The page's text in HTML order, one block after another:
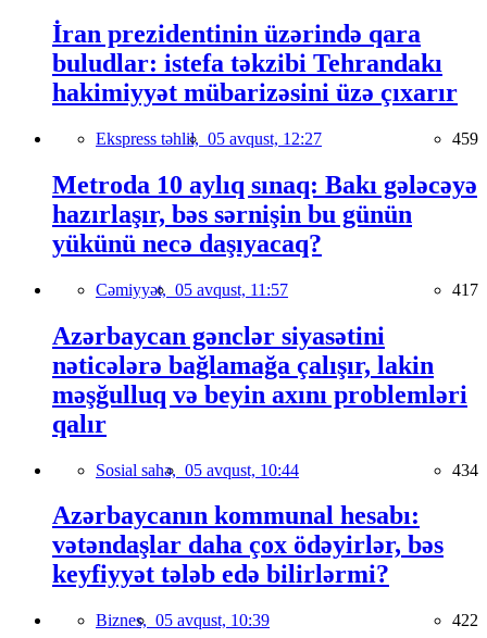
İran prezidentinin üzərində qara
buludlar: istefa təkzibi Tehrandakı
hakimiyyət mübarizəsini üzə çıxarır
Ekspress təhlil, 05 avqust, 12:27 459
Metroda 10 aylıq sınaq: Bakı gələcəyə
hazırlaşır, bəs sərnişin bu günün
yükünü necə daşıyacaq?
Cəmiyyət, 05 avqust, 11:57 417
Azərbaycan gənclər siyasətini
nəticələrə bağlamağa çalışır, lakin
məşğulluq və beyin axını problemləri
qalır
Sosial sahə, 05 avqust, 10:44 434
Azərbaycanın kommunal hesabı:
vətəndaşlar daha çox ödəyirlər, bəs
keyfiyyət tələb edə bilirlərmi?
Biznes, 05 avqust, 10:39 422